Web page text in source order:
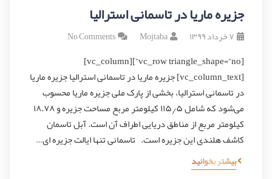
جزیره ماریا در تاسمانی استرالیا
۷ خرداد ۱۳۹۹ Mojtaba
No Comments
[vc_row triangle_shape=”no”][vc_column]
[vc_column_text] جزیره ماریا در تاسمانی استرالیا جزیره ماریا
در تاسمانی استرالیا، بخشی از پارک ملی جزیره ماریا محسوب
می‌شود که شامل ۱۱۵٫۵ کیلومتر مربع مساحت جزیره و ۱۸.۷۸
کیلومتر مربع از مناطق دریایی اطراف آن است. آبل تاسمان
کاشف هلندی این جزیره است. تاسمانی تنها ایالت جزیره ای…
بیشتر بخوانید